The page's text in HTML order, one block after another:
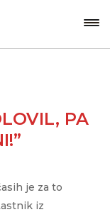
PA
je za to
iz